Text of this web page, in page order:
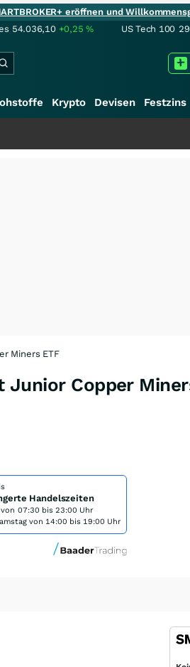
eröffnen und
54.036,10 +0,25% US Tech 100
Krypto Devisen Festzins
Miners ETF
Copper
Handelszeiten
07:30 bis 23:00 Uhr
von 14:00 bis 19:00 Uhr